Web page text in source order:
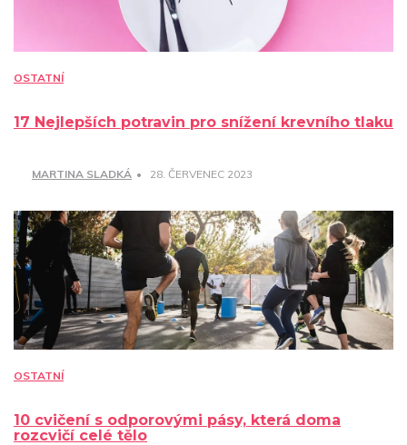
OSTATNÍ
17 Nejlepších potravin pro snížení krevního tlaku
MARTINA SLADKÁ 28. ČERVENEC 2023
OSTATNÍ
10 cvičení s odporovými pásy, která doma
rozcvičí celé tělo